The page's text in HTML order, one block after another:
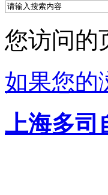
您访问的
如果您的
上海多司